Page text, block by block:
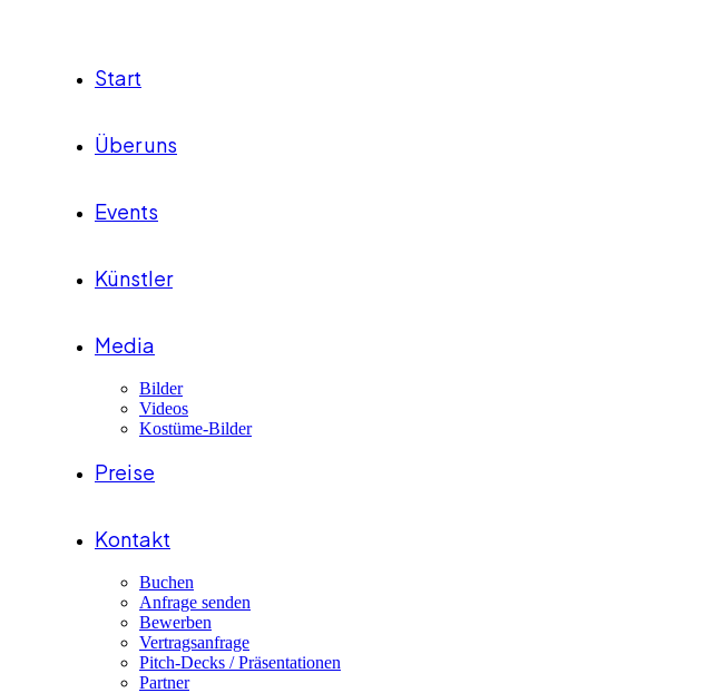
Start
Über uns
Events
Künstler
Media
Bilder
Videos
Kostüme-Bilder
Preise
Kontakt
Buchen
Anfrage senden
Bewerben
Vertragsanfrage
Pitch-Decks / Präsentationen
Partner